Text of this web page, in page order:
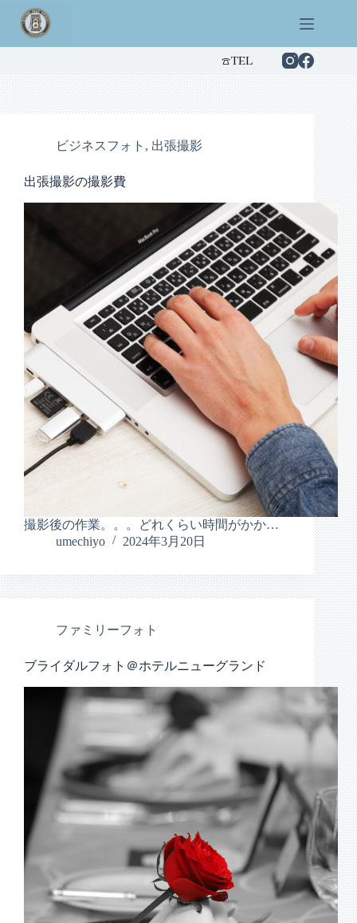
ツ
へ
ス
☎︎TEL
ビジネスフォト , 出張撮影
出張撮影の撮影費
撮影後の作業。。。どれくらい時間がかか…
umechiyo
2024年3月20日
ファミリーフォト
ブライダルフォト＠ホテルニューグランド